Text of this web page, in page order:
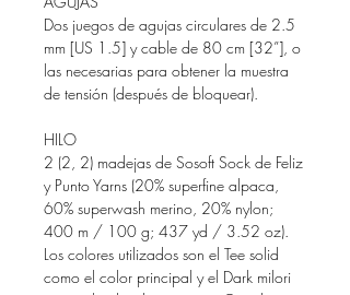
Dos juegos de agujas circulares de 2.5
mm [US 1.5] y cable de 80 cm [32”], o
las necesarias para obtener la muestra
de tensión (después de bloquear).
HILO
2 (2, 2) madejas de Sosoft Sock de Feliz
y Punto Yarns (20% superfine alpaca,
60% superwash merino, 20% nylon;
400 m / 100 g; 437 yd / 3.52 oz).
Los colores utilizados son el Tee solid
como el color principal y el Dark milori